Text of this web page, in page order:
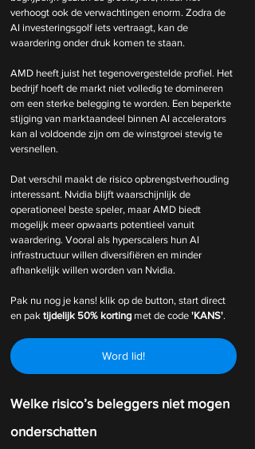
verhoogt ook de verwachtingen enorm. Zodra de
AI investeringsgolf iets vertraagt, kan de
waardering onder druk komen te staan.
AMD heeft juist het tegenovergestelde profiel. Het
bedrijf hoeft de markt niet volledig te domineren
om een sterke belegging te worden. Een beperkte
stijging van marktaandeel binnen AI accelerators
kan al voldoende zijn om de winstgroei stevig te
versnellen.
Dat verschil maakt de risico opbrengstverhouding
interessant. Nvidia blijft waarschijnlijk de
operationeel beste speler, maar AMD biedt
mogelijk meer opwaarts potentieel vanuit
waardering. Vooral als hyperscalers hun AI
infrastructuur willen diversifiëren en minder
afhankelijk willen worden van Nvidia.
Pak nu nog je kans! klik op de button, start direct
en pak tijdelijk 50% korting met de code 'KANS'.
Word lid!
Welke risico’s beleggers niet mogen
onderschatten